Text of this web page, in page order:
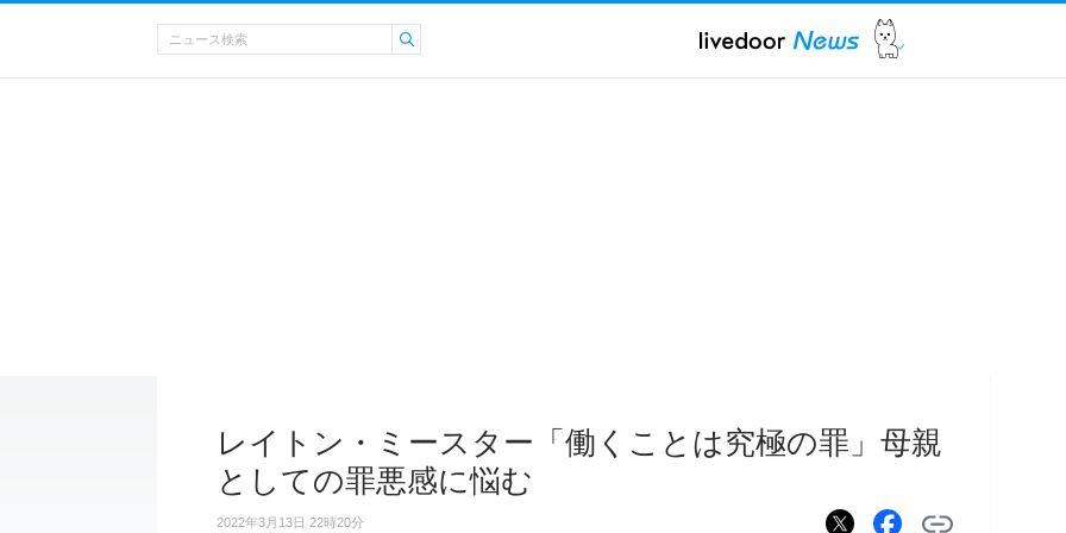
レイトン・ミースター「働くことは究極の罪」母親
としての罪悪感に悩む
2022年3月13日 22時20分